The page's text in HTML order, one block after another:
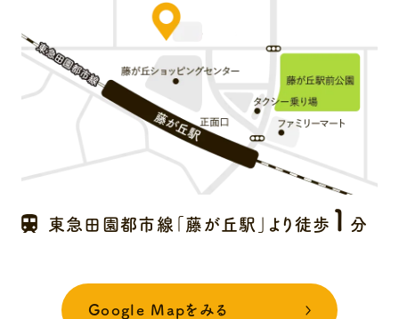
東急田園都市線「藤が丘駅」より徒歩 1 分
Google Mapをみる